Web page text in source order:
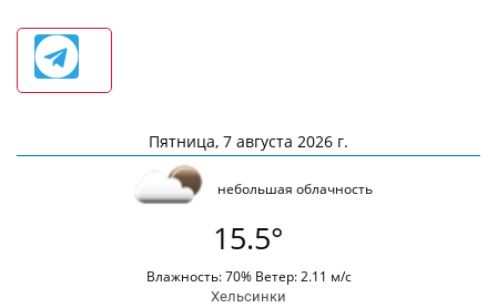
Пятница, 7 августа 2026 г.
небольшая облачность
15.5°
Влажность: 70% Ветер: 2.11 м/с
Хельсинки